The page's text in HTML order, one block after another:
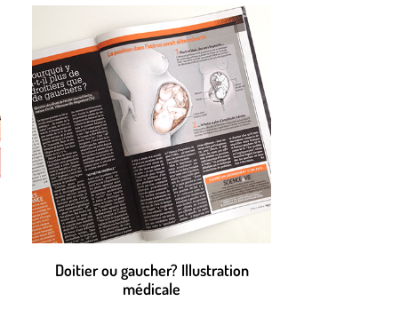
Doitier ou gaucher? Illustration
médicale